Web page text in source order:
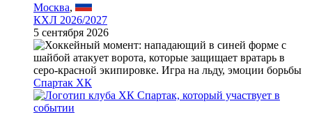
Москва,
КХЛ 2026/2027
5 сентября 2026
Спартак ХК